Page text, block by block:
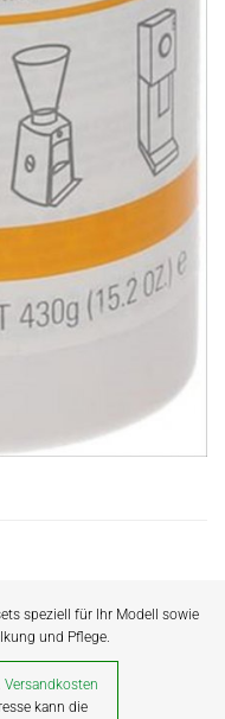
speziell für Ihr Modell sowie
und Pflege.
Versandkosten
kann die